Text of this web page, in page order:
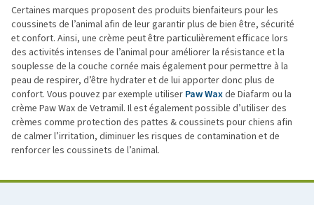
Certaines marques proposent des produits bienfaiteurs pour les
coussinets de l’animal afin de leur garantir plus de bien être, sécurité
et confort. Ainsi, une crème peut être particulièrement efficace lors
des activités intenses de l’animal pour améliorer la résistance et la
souplesse de la couche cornée mais également pour permettre à la
peau de respirer, d’être hydrater et de lui apporter donc plus de
confort. Vous pouvez par exemple utiliser Paw Waxde Diafarm ou la
crème Paw Wax de Vetramil. Il est également possible d’utiliser des
crèmes comme protection des pattes & coussinets pour chiens afin
de calmer l’irritation, diminuer les risques de contamination et de
renforcer les coussinets de l’animal.